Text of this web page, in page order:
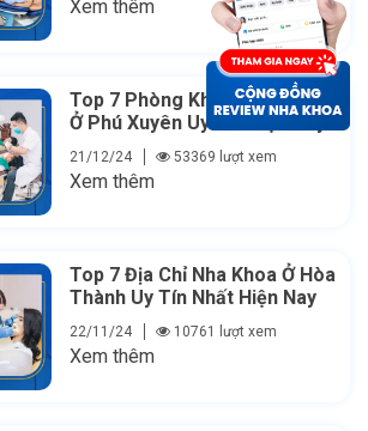
Xem thêm
Top 7 Phòng Khám Nha Khoa
Ở Phú Xuyên Uy Tín Hiện Nay
21/12/24 53369 lượt xem
Xem thêm
Top 7 Địa Chỉ Nha Khoa Ở Hòa
Thành Uy Tín Nhất Hiện Nay
22/11/24 10761 lượt xem
Xem thêm